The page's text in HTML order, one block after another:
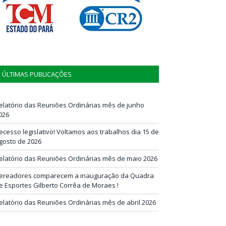
ÚLTIMAS PUBLICAÇÕES
das Reuniões Ordinárias mês de junho
legislativo! Voltamos aos trabalhos dia 15 de
de 2026
das Reuniões Ordinárias mês de maio 2026
comparecem a inauguração da Quadra
Esportes Gilberto Corrêa de Moraes !
das Reuniões Ordinárias mês de abril 2026